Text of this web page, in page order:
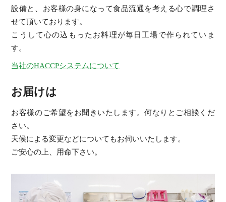
設備と、お客様の身になって食品流通を考える心で調理さ
せて頂いております。
こうして心の込もったお料理が毎日工場で作られていま
す。
当社のHACCPシステムについて
お届けは
お客様のご希望をお聞きいたします。何なりとご相談くだ
さい。
天候による変更などについてもお伺いいたします。
ご安心の上、用命下さい。